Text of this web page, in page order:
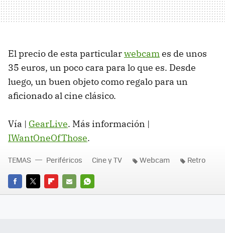
El precio de esta particularwebcames de unos
35 euros, un poco cara para lo que es. Desde
luego, un buen objeto como regalo para un
aficionado al cine clásico.
Vía | GearLive. Más información |
IWantOneOfThose.
FACEBOOK
TWITTERFLIPBOARD
E-
WHATSAPP
TEMAS Periféricos Cine y TV Webcam Retro